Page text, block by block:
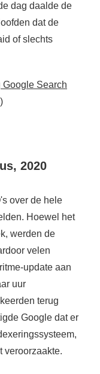
dag daalde de
dat de
of slechts
Search
2020
over de hele
Hoewel het
werden de
velen
update aan
uur
terug
Google dat er
veroorzaakte.